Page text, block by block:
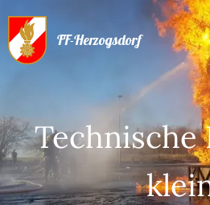
FF-Herzogsdorf
Technische